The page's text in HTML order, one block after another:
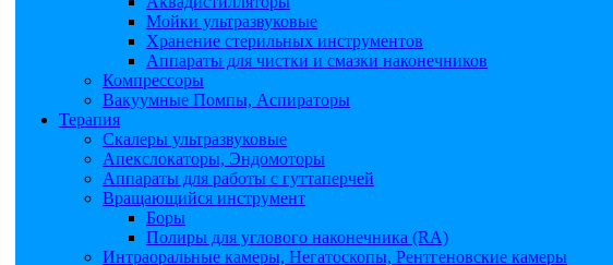
Мойки ультразвуковые
Хранение стерильных инструментов
Аппараты для чистки и смазки наконечников
Компрессоры
Вакуумные Помпы, Аспираторы
Терапия
Скалеры ультразвуковые
Апекслокаторы, Эндомоторы
Аппараты для работы с гуттаперчей
Вращающийся инструмент
Боры
Полиры для углового наконечника (RA)
Интраоральные камеры, Негатоскопы, Рентгеновские камеры